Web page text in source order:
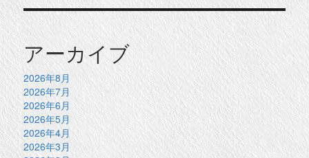
アーカイブ
2026年8月
2026年7月
2026年6月
2026年5月
2026年4月
2026年3月